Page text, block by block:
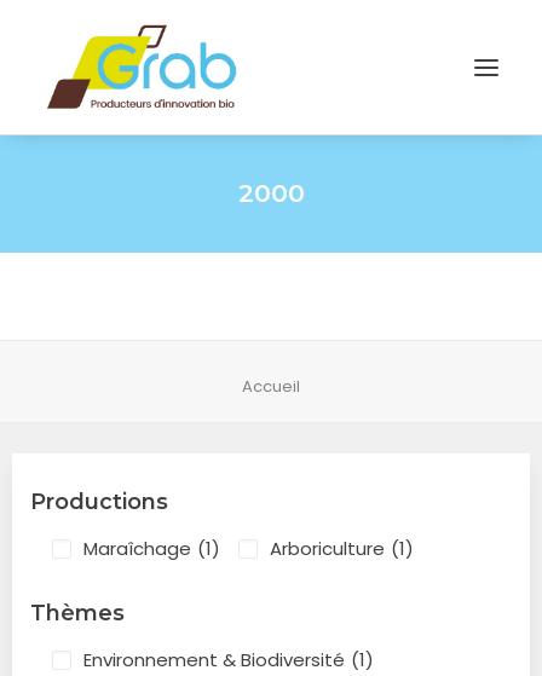
2000
Accueil
Productions
Maraîchage (1) Arboriculture (1)
Thèmes
Environnement & Biodiversité (1)